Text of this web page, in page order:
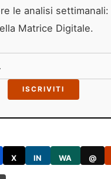
le analisi settimanali:
Matrice Digitale.
ISCRIVITI
X IN WA @